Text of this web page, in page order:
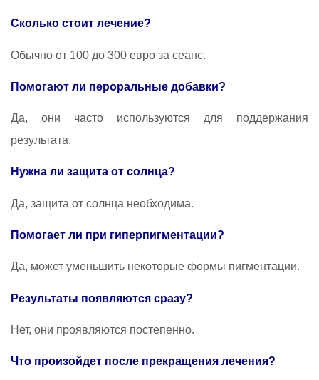
Сколько стоит лечение?
Обычно от 100 до 300 евро за сеанс.
Помогают ли пероральные добавки?
Да, они часто используются для поддержания
результата.
Нужна ли защита от солнца?
Да, защита от солнца необходима.
Помогает ли при гиперпигментации?
Да, может уменьшить некоторые формы пигментации.
Результаты появляются сразу?
Нет, они проявляются постепенно.
Что произойдет после прекращения лечения?